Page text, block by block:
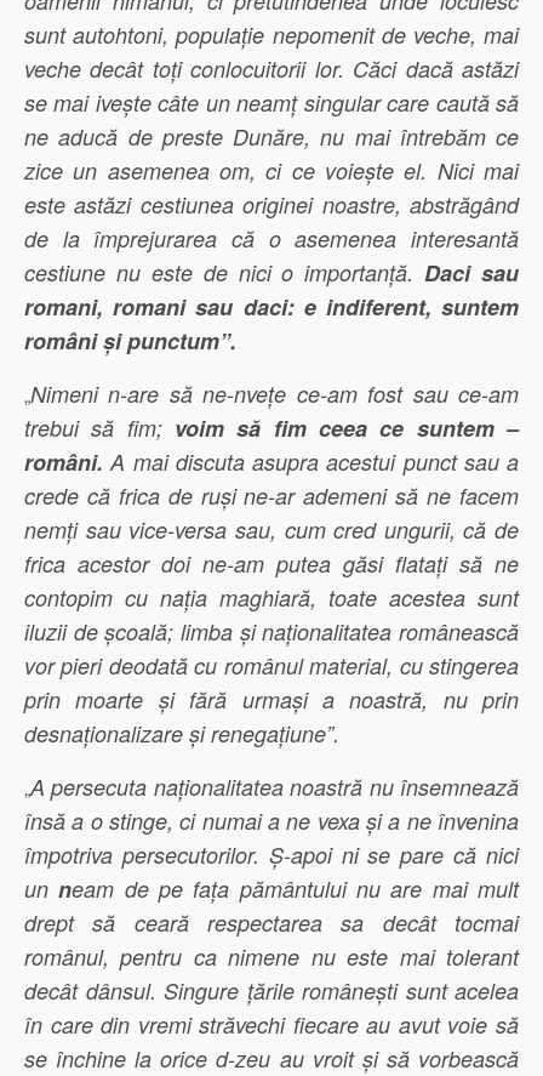
sunt autohtoni, populație nepomenit de veche, mai
veche decât toți conlocuitorii lor. Căci dacă astăzi
se mai ivește câte un neamț singular care caută să
ne aducă de preste Dunăre, nu mai întrebăm ce
zice un asemenea om, ci ce voiește el. Nici mai
este astăzi cestiunea originei noastre, abstrăgând
de la împrejurarea că o asemenea interesantă
cestiune nu este de nici o importanță.Daci sau
romani, romani sau daci: e indiferent, suntem
români și punctum”.
„Nimeni n-are să ne-nvețe ce-am fost sau ce-am
trebui să fim; voim să fim ceea ce suntem –
români. A mai discuta asupra acestui punct sau a
crede că frica de ruși ne-ar ademeni să ne facem
nemți sau vice-versa sau, cum cred ungurii, că de
frica acestor doi ne-am putea găsi flatați să ne
contopim cu nația maghiară, toate acestea sunt
iluzii de școală; limba și naționalitatea românească
vor pieri deodată cu românul material, cu stingerea
prin moarte și fără urmași a noastră, nu prin
desnaționalizare și renegațiune”.
„A persecuta naționalitatea noastră nu însemnează
însă a o stinge, ci numai a ne vexa și a ne învenina
împotriva persecutorilor. Ș-apoi ni se pare că nici
unneam de pe fața pământului nu are mai mult
drept să ceară respectarea sa decât tocmai
românul, pentru ca nimene nu este mai tolerant
decât dânsul. Singure țările românești sunt acelea
în care din vremi străvechi fiecare au avut voie să
se închine la orice d-zeu au vroit și să vorbească